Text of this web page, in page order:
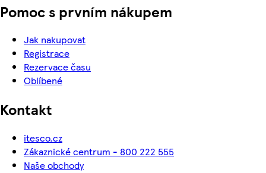
Pomoc s prvním nákupem
Jak nakupovat
Registrace
Rezervace času
Oblíbené
Kontakt
itesco.cz
Zákaznické centrum - 800 222 555
Naše obchody